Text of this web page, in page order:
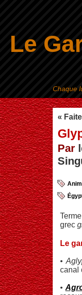
Le
«
Par
grec
Le
•
canal
•
Chaque